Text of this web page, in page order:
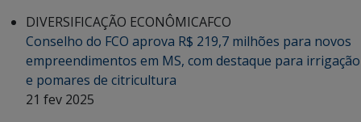
DIVERSIFICAÇÃO ECONÔMICAFCO
Conselho do FCO aprova R$ 219,7 milhões para novos
empreendimentos em MS, com destaque para irrigação
e pomares de citricultura
21 fev 2025